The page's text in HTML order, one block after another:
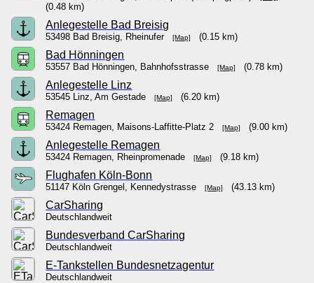
(0.48 km)
Anlegestelle Bad Breisig
53498 Bad Breisig, Rheinufer[Map] (0.15 km)
Bad Hönningen
53557 Bad Hönningen, Bahnhofsstrasse[Map] (0.78 km)
Anlegestelle Linz
53545 Linz, Am Gestade[Map] (6.20 km)
Remagen
53424 Remagen, Maisons-Laffitte-Platz 2[Map] (9.00 km)
Anlegestelle Remagen
53424 Remagen, Rheinpromenade[Map] (9.18 km)
Flughafen Köln-Bonn
51147 Köln Grengel, Kennedystrasse[Map] (43.13 km)
CarSharing
Deutschlandweit
Bundesverband CarSharing
Deutschlandweit
E-Tankstellen Bundesnetzagentur
Deutschlandweit